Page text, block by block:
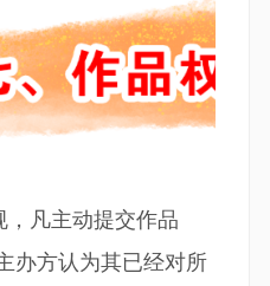
凡主动提交作品
办方认为其已经对所